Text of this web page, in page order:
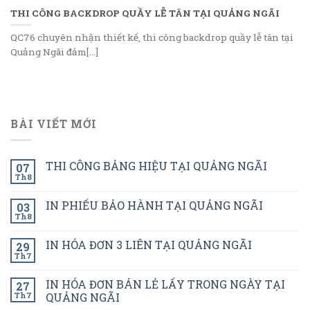
THI CÔNG BACKDROP QUẦY LỄ TÂN TẠI QUẢNG NGÃI
QC76 chuyên nhận thiết kế, thi công backdrop quầy lễ tân tại
Quảng Ngãi đảm[...]
BÀI VIẾT MỚI
07
Th8
THI CÔNG BẢNG HIỆU TẠI QUẢNG NGÃI
03
Th8
IN PHIẾU BẢO HÀNH TẠI QUẢNG NGÃI
29
Th7
IN HÓA ĐƠN 3 LIÊN TẠI QUẢNG NGÃI
27
Th7
IN HÓA ĐƠN BÁN LẺ LẤY TRONG NGÀY TẠI
QUẢNG NGÃI